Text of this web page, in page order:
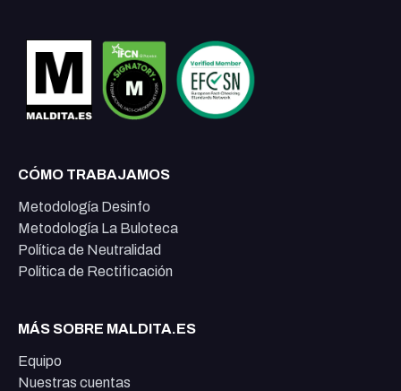
CÓMO TRABAJAMOS
Metodología Desinfo
Metodología La Buloteca
Política de Neutralidad
Política de Rectificación
MÁS SOBRE MALDITA.ES
Equipo
Nuestras cuentas